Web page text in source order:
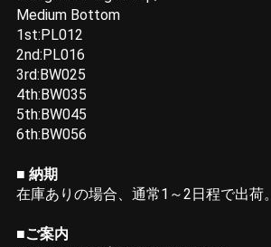
Medium Bottom
1st:PL012
2nd:PL016
3rd:BW025
4th:BW035
5th:BW045
6th:BW056
■ 納期
在庫ありの場合、通常1～2日程で出荷。
■ご案内